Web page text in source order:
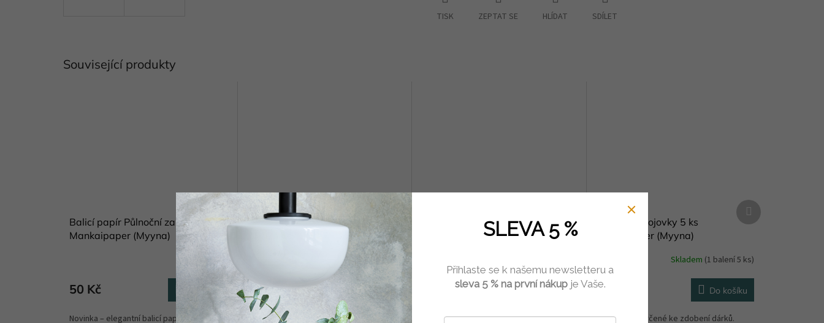
TISK ZEPTAT SE HLÍDAT SDÍLET
Související produkty
Balicí papír Půlnoční zahrada A1
Mankaipaper (Myyna)
Skladem (8 ks)
50 Kč Do košíku
Novinka – elegantní balicí papír v černé
Washi páska Motýli 10 m
Skladem (3 ks)
95 Kč Do košíku
Originální samolepicí pásky s potisky
Papírový sáček Lilac IB Laursen 18
Do košíku
Pevný papírový sáček s potiskem šeříků je
Cedulky pokojovky 5 ks
Mankaipaper (Myyna)
Skladem (1 balení 5 ks)
85 Kč Do košíku
Cedulky jsou určené ke zdobení dárků.
Další
produkt
SLEVA 5 %
Přihlaste se k našemu newsletteru a
sleva 5 % na první nákupje Vaše.